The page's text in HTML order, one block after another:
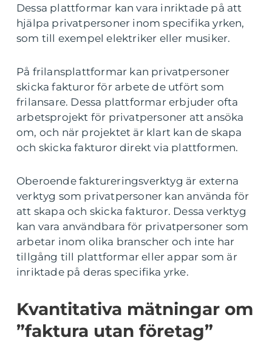
Dessa plattformar kan vara inriktade på att
hjälpa privatpersoner inom specifika yrken,
som till exempel elektriker eller musiker.
På frilansplattformar kan privatpersoner
skicka fakturor för arbete de utfört som
frilansare. Dessa plattformar erbjuder ofta
arbetsprojekt för privatpersoner att ansöka
om, och när projektet är klart kan de skapa
och skicka fakturor direkt via plattformen.
Oberoende faktureringsverktyg är externa
verktyg som privatpersoner kan använda för
att skapa och skicka fakturor. Dessa verktyg
kan vara användbara för privatpersoner som
arbetar inom olika branscher och inte har
tillgång till plattformar eller appar som är
inriktade på deras specifika yrke.
Kvantitativa mätningar om
”faktura utan företag”